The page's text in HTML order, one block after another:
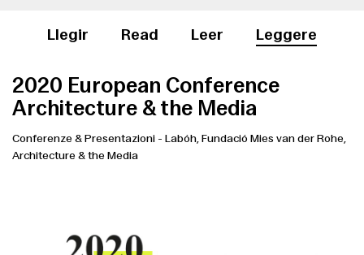
Llegir Read Leer Leggere
2020 European Conference
Architecture & the Media
Conferenze & Presentazioni - Labóh, Fundació Mies van der Rohe,
Architecture & the Media